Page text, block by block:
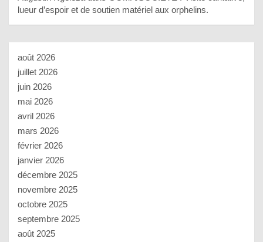
lueur d’espoir et de soutien matériel aux orphelins.
août 2026
juillet 2026
juin 2026
mai 2026
avril 2026
mars 2026
février 2026
janvier 2026
décembre 2025
novembre 2025
octobre 2025
septembre 2025
août 2025